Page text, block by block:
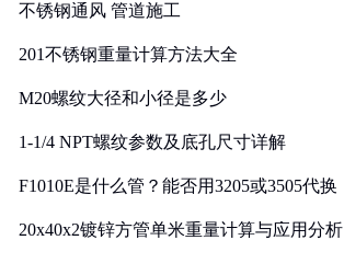
不锈钢通风 管道施工
201不锈钢重量计算方法大全
M20螺纹大径和小径是多少
1-1/4 NPT螺纹参数及底孔尺寸详解
F1010E是什么管？能否用3205或3505代换
20x40x2镀锌方管单米重量计算与应用分析